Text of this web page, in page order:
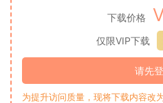
下载价格
仅限VIP下载
请先
为提升访问质量，现将下载内容改